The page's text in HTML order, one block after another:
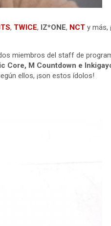
, TWICE, IZ*ONE, NCT y más,
miembros del staff de
Core, M Countdown e
ellos, ¡son estos ídolos!